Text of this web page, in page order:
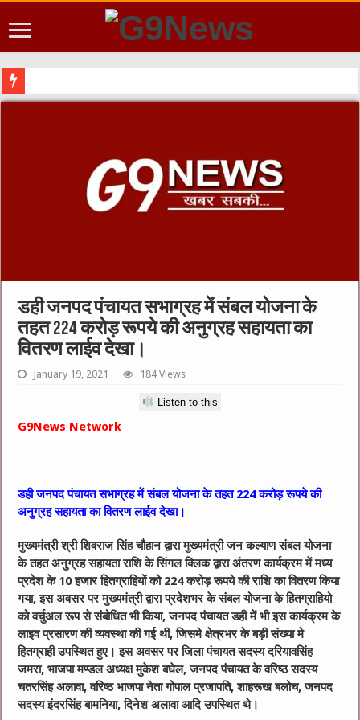
डही जनपद पंचायत सभाग्रह में संबल योजना के
तहत 224 करोड़ रूपये की अनुग्रह सहायता का
वितरण लाईव देखा।
January 19, 2021 184 Views
Listen to this
G9News Network
डही जनपद पंचायत सभाग्रह में संबल योजना के तहत 224 करोड़ रूपये की
अनुग्रह सहायता का वितरण लाईव देखा।
मुख्यमंत्री श्री शिवराज सिंह चौहान द्वारा मुख्यमंत्री जन कल्याण संबल योजना
के तहत अनुग्रह सहायता राशि के सिंगल क्लिक द्वारा अंतरण कार्यक्रम में मध्य
प्रदेश के 10 हजार हितग्राहियों को 224 करोड़ रूपये की राशि का वितरण किया
गया, इस अवसर पर मुख्यमंत्री द्वारा प्रदेशभर के संबल योजना के हितग्राहियो
को वर्चुअल रूप से संबोधित भी किया, जनपद पंचायत डही में भी इस कार्यक्रम के
लाइव प्रसारण की व्यवस्था की गई थी, जिसमे क्षेत्रभर के बड़ी संख्या मे
हितग्राही उपस्थित हुए। इस अवसर पर जिला पंचायत सदस्य दरियावसिंह
जमरा, भाजपा मण्डल अध्यक्ष मुकेश बघेल, जनपद पंचायत के वरिष्ठ सदस्य
चतरसिंह अलावा, वरिष्ठ भाजपा नेता गोपाल प्रजापति, शाहरूख बलोच, जनपद
सदस्य इंदरसिंह बामनिया, दिनेश अलावा आदि उपस्थित थे।